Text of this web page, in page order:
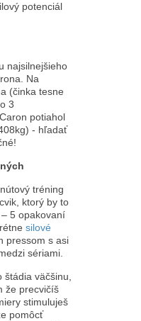
potenciál
najsilnejšieho
Na
(činka tesne
3
potiahol
- hľadať
tréning
ktorý by to
5 opakovaní
silové
pressom s asi
sériami.
väčšinu,
že precvičíš
stimuluješ
pomôcť